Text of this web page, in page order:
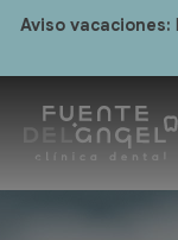
Aviso vacaciones: